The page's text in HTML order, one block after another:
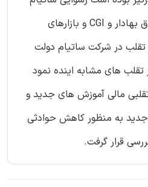
براساس اهمیت قوانین اوراق بهادار و CGI و بازارهای
در شرکت ساتیام دولت
تقلب های مشابه اینده نمود
تقلبی مالی آموزش های جدید و
جدید به منظور کاهش حوادثی
قرار گرفت.